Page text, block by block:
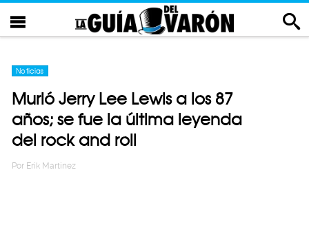
Noticias
Murió Jerry Lee Lewis a los 87
años; se fue la última leyenda
del rock and roll
Por Erik Martinez